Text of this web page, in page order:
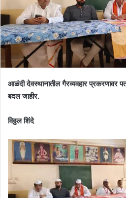
आळंदी देवस्थानातील गैरव्यवहार प्रकरणावर
बदल जाहीर.
विठ्ठल शिंदे